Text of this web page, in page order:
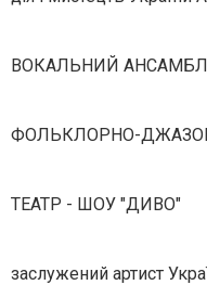
ВОКАЛЬНИЙ
ФОЛЬКЛОРНО-
ТЕАТР - ШОУ "ДИВО"
заслужений артист